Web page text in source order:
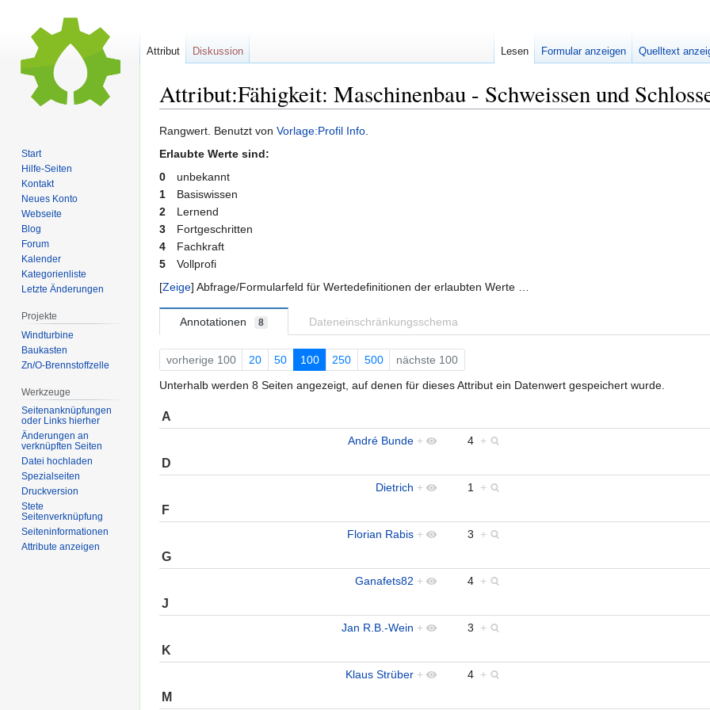
Attribut:Fähigkeit: Maschinenbau - Schweissen und
Zur
Navigation
Zur
Suche
Rangwert. Benutzt von Vorlage:Profil Info.
Erlaubte Werte sind:
0
unbekannt
1
Basiswissen
2
Lernend
3
Fortgeschritten
4
Fachkraft
5
Vollprofi
Zeige Abfrage/Formularfeld für Wertedefinitionen der erlaubten Werte …
Annotationen 8 Dateneinschränkungsschema
vorherige 100 20 50 100 250 500 nächste 100
Unterhalb werden 8 Seiten angezeigt, auf denen für dieses Attribut ein Datenwert gespeichert wurde.
A
André Bunde + 4 +
D
Dietrich + 1 +
F
Florian Rabis + 3 +
G
Ganafets82 + 4 +
J
Jan R.B.-Wein + 3 +
K
Klaus Strüber + 4 +
M
Attribut Diskussion Lesen Formular anzeigen Quelltext
Start
Hilfe-Seiten
Kontakt
Neues Konto
Webseite
Blog
Forum
Kalender
Kategorienliste
Letzte Änderungen
Projekte
Windturbine
Baukasten
Zn/O-Brennstoffzelle
Werkzeuge
Seitenanknüpfungen
oder Links hierher
Änderungen an
verknüpften Seiten
Datei hochladen
Spezialseiten
Druckversion
Stete
Seitenverknüpfung
Seiten­informationen
Attribute anzeigen